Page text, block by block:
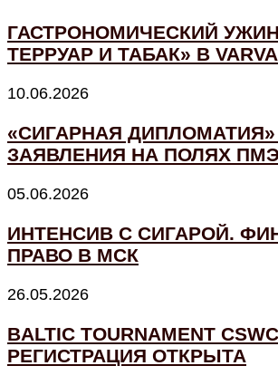
ГАСТРОНОМИЧЕСКИЙ
ТЕРРУАР И ТАБАК» В
10.06.2026
«СИГАРНАЯ ДИПЛОМАТИЯ»
ЗАЯВЛЕНИЯ НА ПОЛЯХ
05.06.2026
ИНТЕНСИВ С СИГАРОЙ.
ПРАВО В МСК
26.05.2026
BALTIC TOURNAMENT
РЕГИСТРАЦИЯ ОТКРЫТА